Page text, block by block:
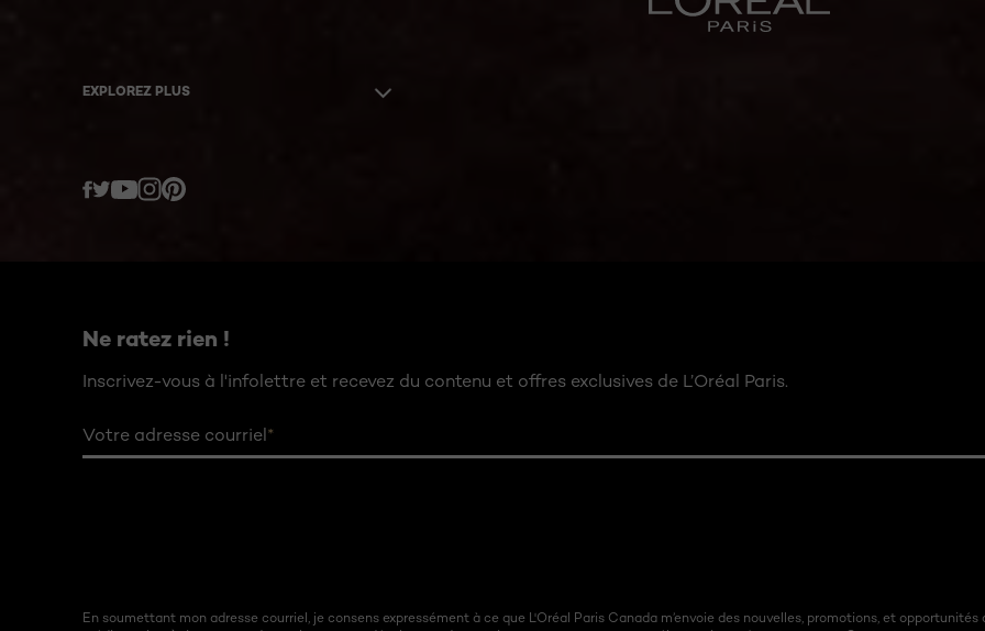
EXPLOREZ PLUS
Twitter
Ne ratez rien !
Inscrivez-vous à l'infolettre et recevez du contenu et offres exclusives de L’Oréal Paris.
Votre adresse courriel*
En soumettant mon adresse courriel, je consens expressément à ce que L'Oréal Paris Canada m’envoie des nouvelles, promotions, et